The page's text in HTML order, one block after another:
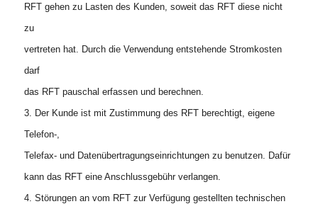
RFT gehen zu Lasten des Kunden, soweit das RFT diese nicht
zu
vertreten hat. Durch die Verwendung entstehende Stromkosten
darf
das RFT pauschal erfassen und berechnen.
3. Der Kunde ist mit Zustimmung des RFT berechtigt, eigene
Telefon-,
Telefax- und Datenübertragungseinrichtungen zu benutzen. Dafür
kann das RFT eine Anschlussgebühr verlangen.
4. Störungen an vom RFT zur Verfügung gestellten technischen